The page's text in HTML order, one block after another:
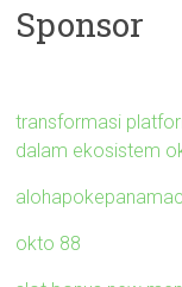
Sponsor
transformasi
dalam ekosistem
okto 88